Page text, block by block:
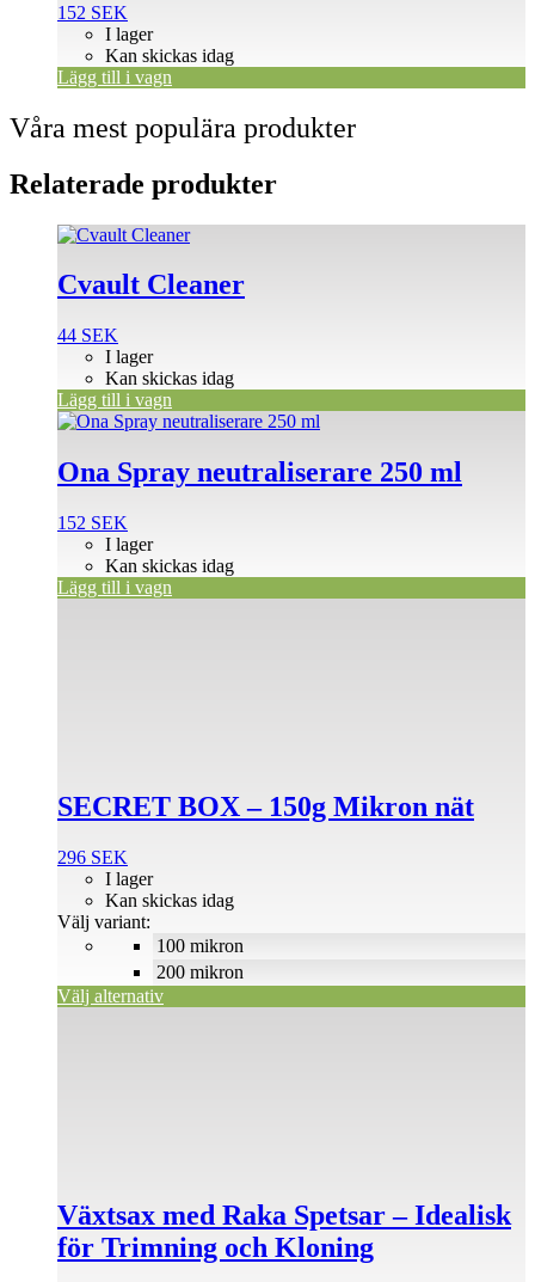
152 SEK
I lager
Kan skickas idag
Lägg till i vagn
Våra mest populära produkter
Relaterade produkter
Cvault Cleaner
44 SEK
I lager
Kan skickas idag
Lägg till i vagn
Ona Spray neutraliserare 250 ml
152 SEK
I lager
Kan skickas idag
Lägg till i vagn
SECRET BOX – 150g Mikron nät
296 SEK
100 mikron
200 mikron
I lager
Kan skickas idag
Välj variant:
Välj alternativ
kan
väljas
produktsidan
Växtsax med Raka Spetsar – Idealisk
för Trimning och Kloning